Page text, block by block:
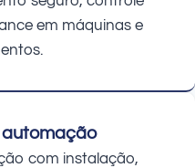
em máquinas e
com instalação,